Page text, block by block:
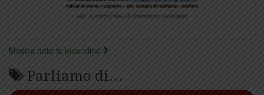
Mostra tutte le locandine
Parliamo di…